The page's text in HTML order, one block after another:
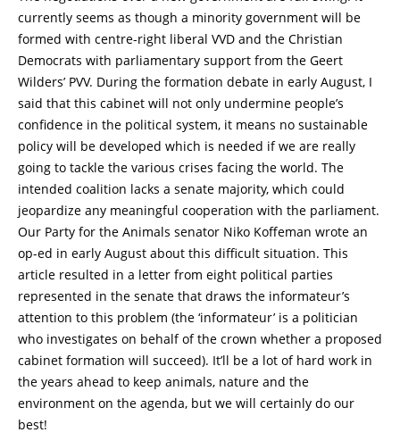
currently seems as though a minority government will be
formed with centre-right liberal VVD and the Christian
Democrats with parliamentary support from the Geert
Wilders’ PVV. During the formation debate in early August, I
said that this cabinet will not only undermine people’s
confidence in the political system, it means no sustainable
policy will be developed which is needed if we are really
going to tackle the various crises facing the world. The
intended coalition lacks a senate majority, which could
jeopardize any meaningful cooperation with the parliament.
Our Party for the Animals senator Niko Koffeman wrote an
op-ed in early August about this difficult situation. This
article resulted in a letter from eight political parties
represented in the senate that draws the informateur’s
attention to this problem (the ‘informateur’ is a politician
who investigates on behalf of the crown whether a proposed
cabinet formation will succeed). It’ll be a lot of hard work in
the years ahead to keep animals, nature and the
environment on the agenda, but we will certainly do our
best!